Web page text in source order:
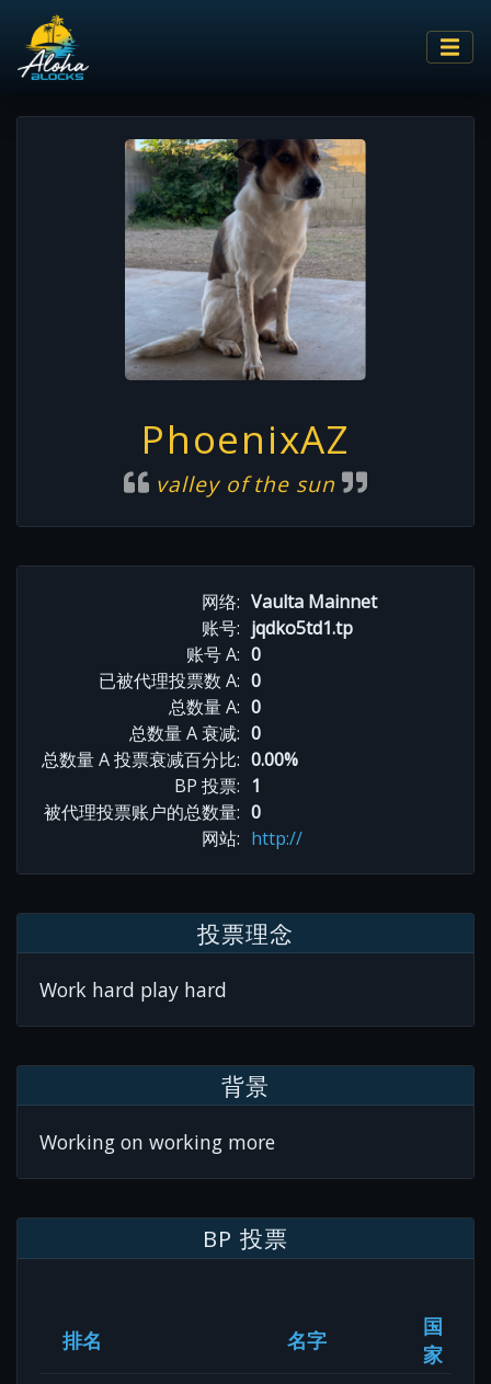
PhoenixAZ
valley of the sun
网络: Vaulta Mainnet
账号: jqdko5td1.tp
账号 A: 0
已被代理投票数 A: 0
总数量 A: 0
总数量 A 衰减: 0
总数量 A 投票衰减百分比: 0.00%
BP 投票: 1
被代理投票账户的总数量: 0
网站: http://
投票理念
Work hard play hard
背景
Working on working more
BP 投票
排名 名字
国
家